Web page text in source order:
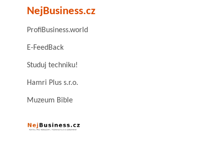
NejBusiness.cz
ProfiBusiness.world
E-FeedBack
Studuj techniku!
Hamri Plus s.r.o.
Muzeum Bible